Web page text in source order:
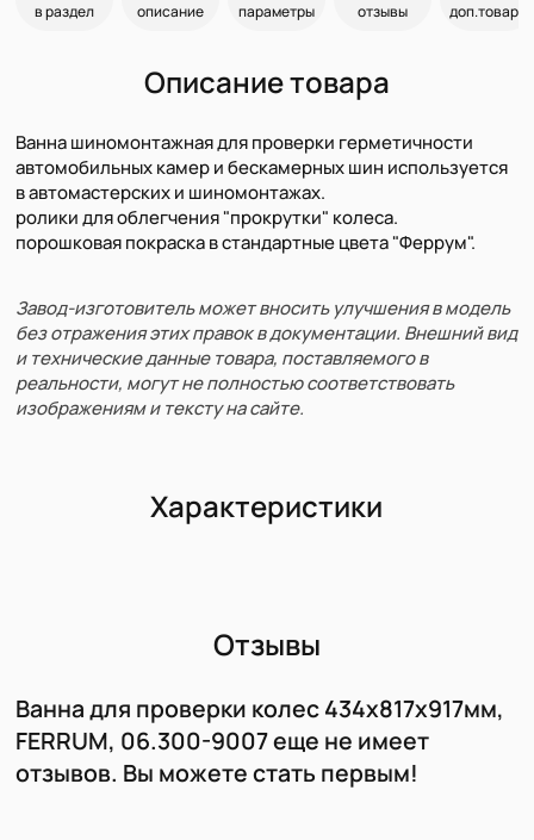
в раздел описание параметры отзывы доп.товары
Описание товара
Ванна шиномонтажная для проверки герметичности
автомобильных камер и бескамерных шин используется
в автомастерских и шиномонтажах.
ролики для облегчения "прокрутки" колеса.
порошковая покраска в стандартные цвета "Феррум".
Завод-изготовитель может вносить улучшения в модель
без отражения этих правок в документации. Внешний вид
и технические данные товара, поставляемого в
реальности, могут не полностью соответствовать
изображениям и тексту на сайте.
Характеристики
Отзывы
Ванна для проверки колес 434х817х917мм,
FERRUM, 06.300-9007 еще не имеет
отзывов. Вы можете стать первым!